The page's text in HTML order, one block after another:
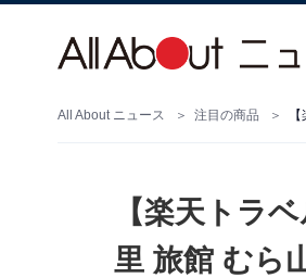
All About ニュース 注目の商品
【楽天トラ
里 旅館 むら